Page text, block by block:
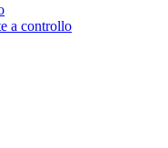
a controllo